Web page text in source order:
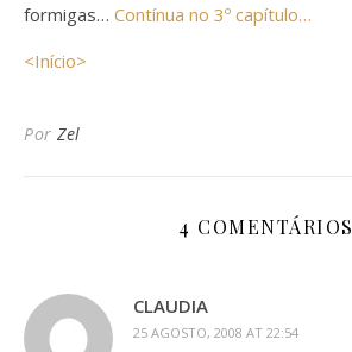
formigas… Contínua no 3º capítulo…
<Início>
Por Zel
4 COMENTÁRIOS
CLAUDIA
25 AGOSTO, 2008 AT 22:54